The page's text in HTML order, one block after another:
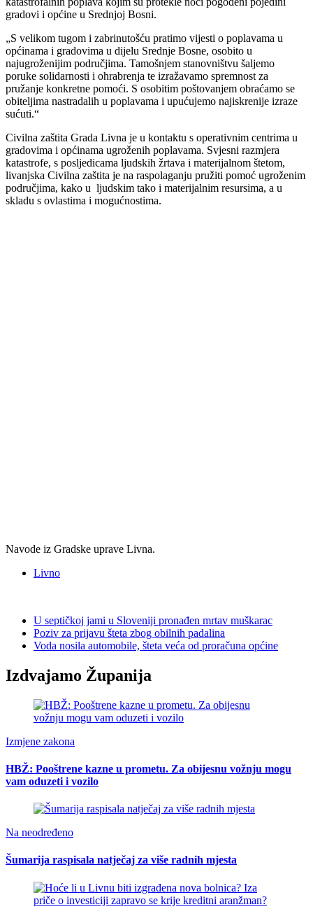
gradovi i općine u Srednjoj Bosni.
„S velikom tugom i zabrinutošću pratimo vijesti o poplavama u
općinama i gradovima u dijelu Srednje Bosne, osobito u
najugroženijim područjima. Tamošnjem stanovništvu šaljemo
poruke solidarnosti i ohrabrenja te izražavamo spremnost za
pružanje konkretne pomoći. S osobitim poštovanjem obraćamo se
obiteljima nastradalih u poplavama i upućujemo najiskrenije izraze
sućuti.“
Civilna zaštita Grada Livna je u kontaktu s operativnim centrima u
gradovima i općinama ugroženih poplavama. Svjesni razmjera
katastrofe, s posljedicama ljudskih žrtava i materijalnom štetom,
livanjska Civilna zaštita je na raspolaganju pružiti pomoć ugroženim
područjima, kako u ljudskim tako i materijalnim resursima, a u
skladu s ovlastima i mogućnostima.
Navode iz Gradske uprave Livna.
Livno
U septičkoj jami u Sloveniji pronađen mrtav muškarac
Poziv za prijavu šteta zbog obilnih padalina
Voda nosila automobile, šteta veća od proračuna općine
Izdvajamo Županija
Izmjene zakona
HBŽ: Pooštrene kazne u prometu. Za obijesnu vožnju mogu
vam oduzeti i vozilo
Na neodređeno
Šumarija raspisala natječaj za više radnih mjesta